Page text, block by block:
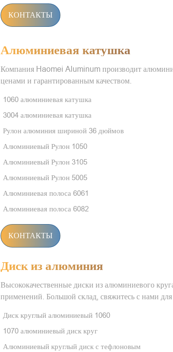
КОНТАКТЫ
Алюминиевая катушка
Компания Haomei Aluminum производит
ценами и гарантированным качеством.
1060 алюминиевая катушка
3004 алюминиевая катушка
Рулон алюминия шириной 36 дюймов
Алюминиевый Рулон 1050
Алюминиевый Рулон 3105
Алюминиевый Рулон 5005
Алюминиевая полоса 6061
Алюминиевая полоса 6082
КОНТАКТЫ
Диск из алюминия
Высококачественные диски из алюминиевого
применений. Большой склад, свяжитесь с нами
Диск круглый алюминиевый 1060
1070 алюминиевый диск круг
Алюминиевый круглый диск с тефлоновым